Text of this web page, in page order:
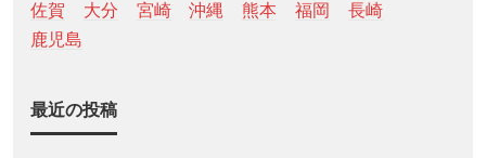
佐賀 大分 宮崎 沖縄 熊本 福岡
長崎
鹿児島
最近の投稿